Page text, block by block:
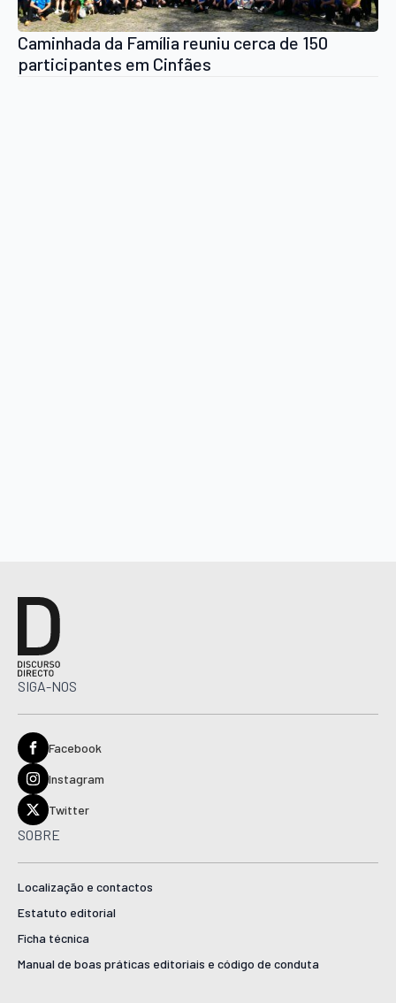
Caminhada da Família reuniu cerca de 150
participantes em Cinfães
SIGA-NOS
Facebook
Instagram
Twitter
SOBRE
Localização e contactos
Estatuto editorial
Ficha técnica
Manual de boas práticas editoriais e código de conduta